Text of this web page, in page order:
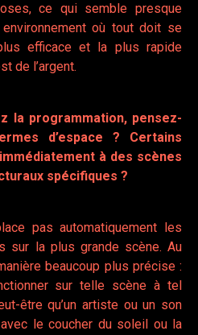
ce qui semble presque
où tout doit se
efficace et la plus rapide
de l’argent.
la programmation, pensez-
d’espace ? Certains
à des scènes
spécifiques ?
pas automatiquement les
sur la plus grande scène. Au
beaucoup plus précise :
sur telle scène à tel
être qu’un artiste ou un son
avec le coucher du soleil ou la